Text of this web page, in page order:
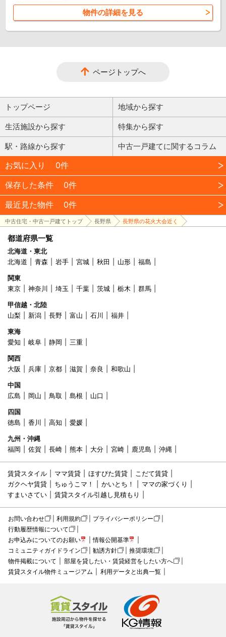
物件の詳細を見る
ページトップへ
トップページ 地域から探す
生活施設から探す 特集から探す
駅・路線から探す 中古一戸建てに関するコラム
お気に入り
0件
保存した条件
0件
最近見た物件
0件
中古住宅・中古一戸建てトップ 長野県 長野県の花火大会近く
都道府県一覧
北海道・東北
北海道
青森 岩手 宮城 秋田 山形
福島
関東
東京
神奈川 埼玉 千葉 茨城 栃木
群馬
甲信越・北陸
山梨
新潟 長野 富山 石川
福井
東海
愛知
岐阜 静岡
三重
関西
大阪
兵庫 京都 滋賀 奈良
和歌山
中国
広島
岡山 鳥取 島根
山口
四国
徳島
香川 高知
愛媛
九州・沖縄
福岡
佐賀 長崎 熊本 大分 宮崎 鹿児島 沖縄
賃貸スタイル ママ賃貸 ほすぴた賃貸
こだて賃貸
ガクヘヤ賃貸
ちゅうこマ！ かいとち！
ママの家づくり
すまいさてい
賃貸スタイル引越し見積もり
お問い合わせ 利用規約
プライバシーポリシー
行動履歴情報について
お申込みについてのお願い
情報公開基準
コミュニティガイドライン
勧誘方針
推奨環境
物件掲載について
部屋を貸したい・賃貸経営をしたい方へ
賃貸スタイル物件ミュージアム
利用データと出典一覧